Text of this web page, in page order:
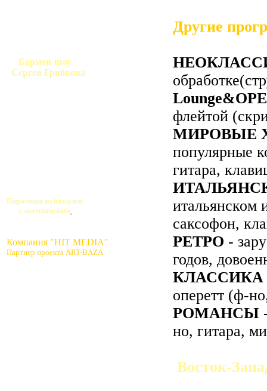
Бармен-шоу
Сергея Грибкова
Пирамида из бокалов
с шампанским
Компания "HIT MEDIA"
Партнер проекта ART-BAZA
Другие
флейтой
МИРОВЫЕ
популярные
гитара,
итальянском
саксофон,
РЕТРО -
годов,
КЛАССИКА
оперетт (ф-
РОМАНСЫ
но, гитара,
Восток-